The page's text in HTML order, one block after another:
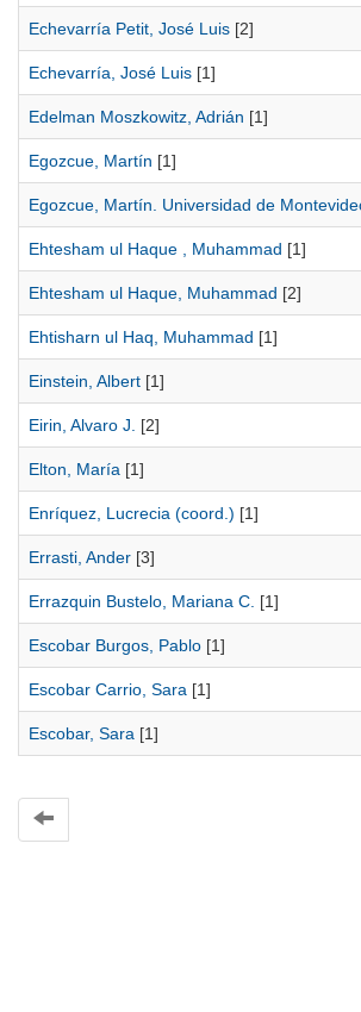
Echevarría Petit, José Luis [2]
Echevarría, José Luis [1]
Edelman Moszkowitz, Adrián [1]
Egozcue, Martín [1]
Egozcue, Martín. Universidad de
Ehtesham ul Haque , Muhammad [1]
Ehtesham ul Haque, Muhammad [2]
Ehtisharn ul Haq, Muhammad [1]
Einstein, Albert [1]
Eirin, Alvaro J. [2]
Elton, María [1]
Enríquez, Lucrecia (coord.) [1]
Errasti, Ander [3]
Errazquin Bustelo, Mariana C. [1]
Escobar Burgos, Pablo [1]
Escobar Carrio, Sara [1]
Escobar, Sara [1]